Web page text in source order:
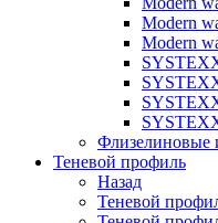
Modern
Modern
Флизелиновые
Теневой профиль
Назад
Теневой